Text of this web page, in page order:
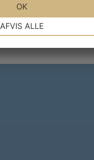
AFVIS ALLE
OK